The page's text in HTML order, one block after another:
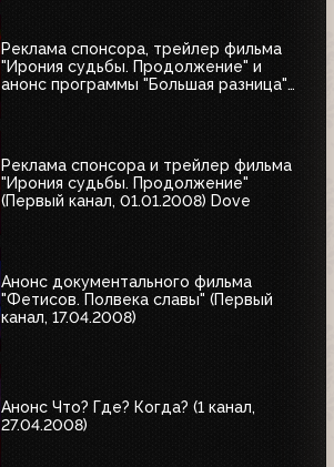
Реклама спонсора, трейлер фильма
"Ирония судьбы. Продолжение" и
анонс программы "Большая разница"
Реклама спонсора и трейлер фильма
"Ирония судьбы. Продолжение"
(Первый канал, 01.01.2008) Dove
Анонс документального фильма
"Фетисов. Полвека славы" (Первый
канал, 17.04.2008)
Анонс Что? Где? Когда? (1 канал,
27.04.2008)